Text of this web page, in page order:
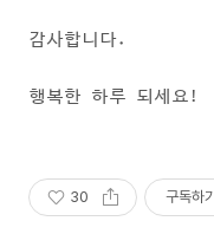
감사합니다.
행복한 하루 되세요!
30 구독하기